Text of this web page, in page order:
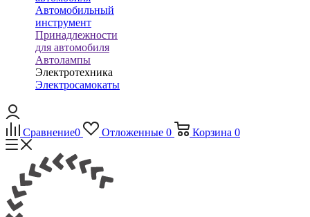
Автомобильный
инструмент
Принадлежности
для автомобиля
Автолампы
Электротехника
Электросамокаты
Сравнение0 Отложенные 0 Корзина 0